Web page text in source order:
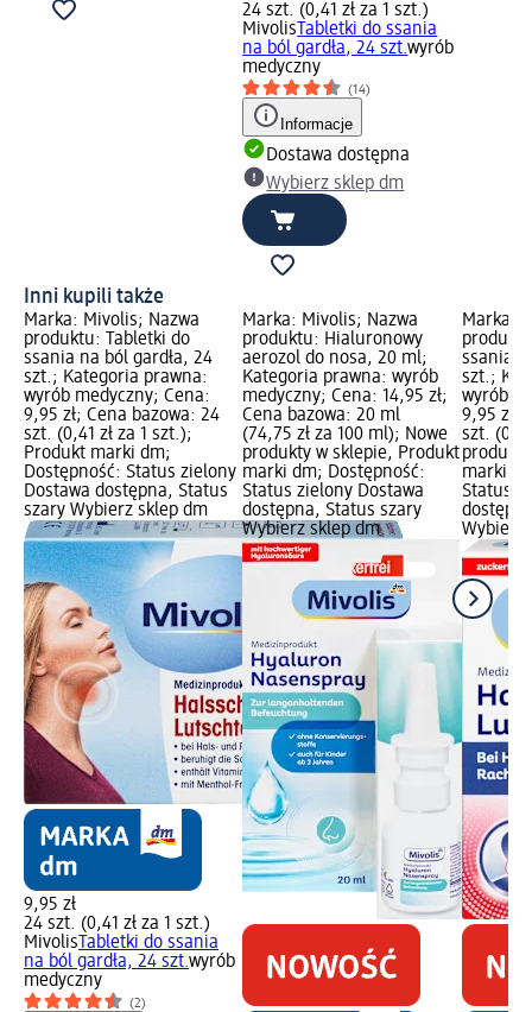
24 szt. (0,41 zł za 1 szt.)
Mivolis Tabletki do ssania
na ból gardła, 24 szt.wyrób
medyczny
(14)
Informacje
Dostawa dostępna
Wybierz sklep dm
Inni kupili także
Marka: Mivolis; Nazwa
produktu: Tabletki do
ssania na ból gardła, 24
szt.; Kategoria prawna:
wyrób medyczny; Cena:
9,95 zł; Cena bazowa: 24
szt. (0,41 zł za 1 szt.);
Produkt marki dm;
Dostępność: Status zielony
Dostawa dostępna, Status
szary Wybierz sklep dm
9,95 zł
24 szt. (0,41 zł za 1 szt.)
Mivolis Tabletki do ssania
na ból gardła, 24 szt.wyrób
medyczny
(2)
Marka: Mivolis; Nazwa
produktu: Hialuronowy
aerozol do nosa, 20 ml;
Kategoria prawna: wyrób
medyczny; Cena: 14,95 zł;
Cena bazowa: 20 ml
(74,75 zł za 100 ml); Nowe
produkty w sklepie, Produkt
marki dm; Dostępność:
Status zielony Dostawa
dostępna, Status szary
Wybierz sklep dm
Marka:
ssania
szt.;
wyrób
9,95 zł;
szt.
marki
Status
Wybierz